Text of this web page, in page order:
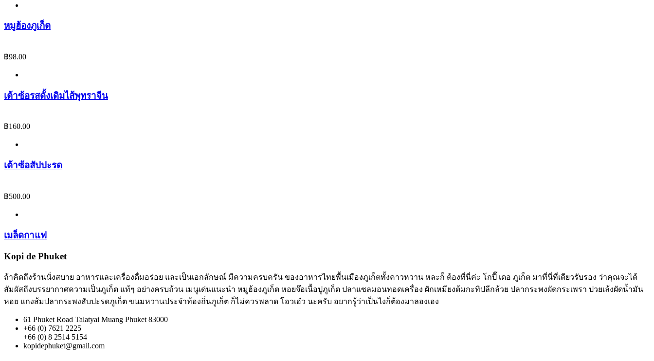
หมูฮ้องภูเก็ต
฿98.00
เต้าซ้อรสดั้งเดิมไส้พุทราจีน
฿160.00
เต้าซ้อสัปปะรด
฿500.00
เมล็ดกาแฟ
Kopi de Phuket
ถ้าคิดถึงร้านนั่งสบาย อาหารและเครื่องดื่มอร่อย และเป็นเอกลักษณ์ มีความครบครัน ของอาหารไทยพื้นเมืองภูเก็ตทั้งคาวหวาน หละก็ ต้องที่นี่ค่ะ โกปี๊ เดอ ภูเก็ต มาที่นี่ที่เดียวรับรอง ว่าคุณจะได้
สัมผัสถึงบรรยากาศความเป็นภูเก็ต แท้ๆ อย่างครบถ้วน เมนูเด่นแนะนำ หมูฮ้องภูเก็ต หอยจ๊อเนื้อปูภูเก็ต ปลาแซลมอนทอดเครื่อง ผักเหมียงต้มกะทิปลีกล้วย ปลากระพงผัดกระเพรา ปวยเล้งผัดน้ำมัน
หอย แกงส้มปลากระพงสับปะรดภูเก็ต ขนมหวานประจำท้องถิ่นภูเก็ต ก็ไม่ควรพลาด โอวเอ๋ว นะครับ อยากรู้ว่าเป็นไงก็ต้องมาลองเอง
61 Phuket Road Talatyai Muang Phuket 83000
+66 (0) 7621 2225
+66 (0) 8 2514 5154
kopidephuket@gmail.com